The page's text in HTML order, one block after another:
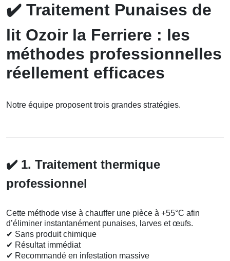
✔️ Traitement Punaises de
lit Ozoir la Ferriere : les
méthodes professionnelles
réellement efficaces
Notre équipe proposent trois grandes stratégies.
✔️ 1. Traitement thermique
professionnel
Cette méthode vise à chauffer une pièce à +55°C afin
d’éliminer instantanément punaises, larves et œufs.
✔ Sans produit chimique
✔ Résultat immédiat
✔ Recommandé en infestation massive